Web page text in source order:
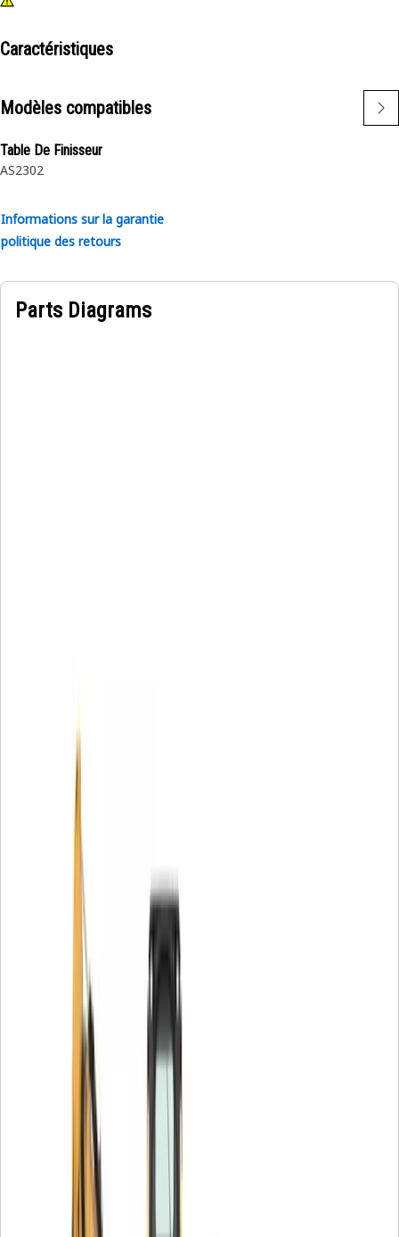
• Heat the screed material before it is placed
Applications:
temperature throughout the screed.
Caractéristiques
Modèles compatibles
Table De Finisseur
AS2302
Informations sur la garantie
politique des retours
Parts Diagrams